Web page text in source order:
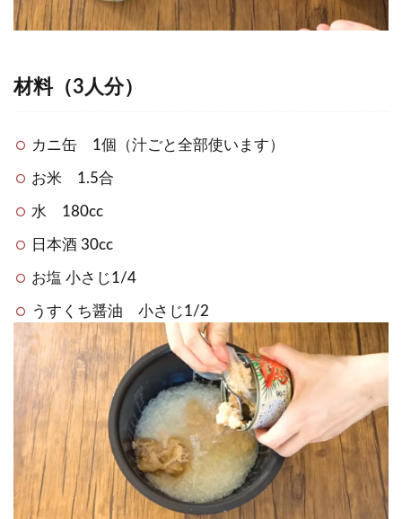
材料（3人分）
カニ缶 1個（汁ごと全部使います）
お米 1.5合
水 180cc
日本酒 30cc
お塩 小さじ1/4
うすくち醤油 小さじ1/2